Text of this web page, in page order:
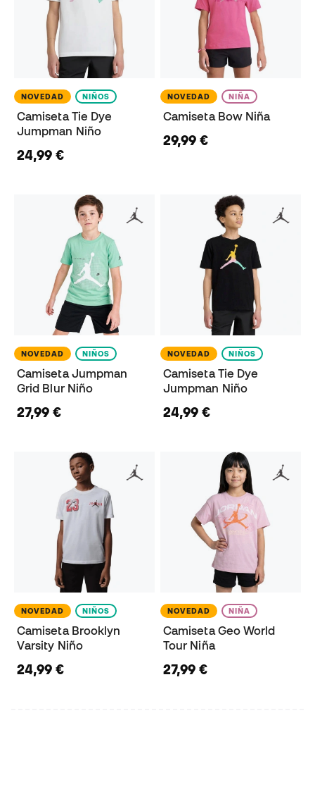
NOVEDAD NIÑOS
Camiseta Tie Dye
Jumpman Niño
24,99 €
NOVEDAD NIÑA
Camiseta Bow Niña
29,99 €
NOVEDAD NIÑOS
Camiseta Jumpman
Grid Blur Niño
27,99 €
NOVEDAD NIÑOS
Camiseta Tie Dye
Jumpman Niño
24,99 €
NOVEDAD NIÑOS
Camiseta Brooklyn
Varsity Niño
24,99 €
NOVEDAD NIÑA
Camiseta Geo World
Tour Niña
27,99 €